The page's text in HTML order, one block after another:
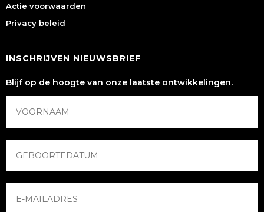
Actie voorwaarden
Privacy beleid
INSCHRIJVEN NIEUWSBRIEF
Blijf op de hoogte van onze laatste ontwikkelingen.